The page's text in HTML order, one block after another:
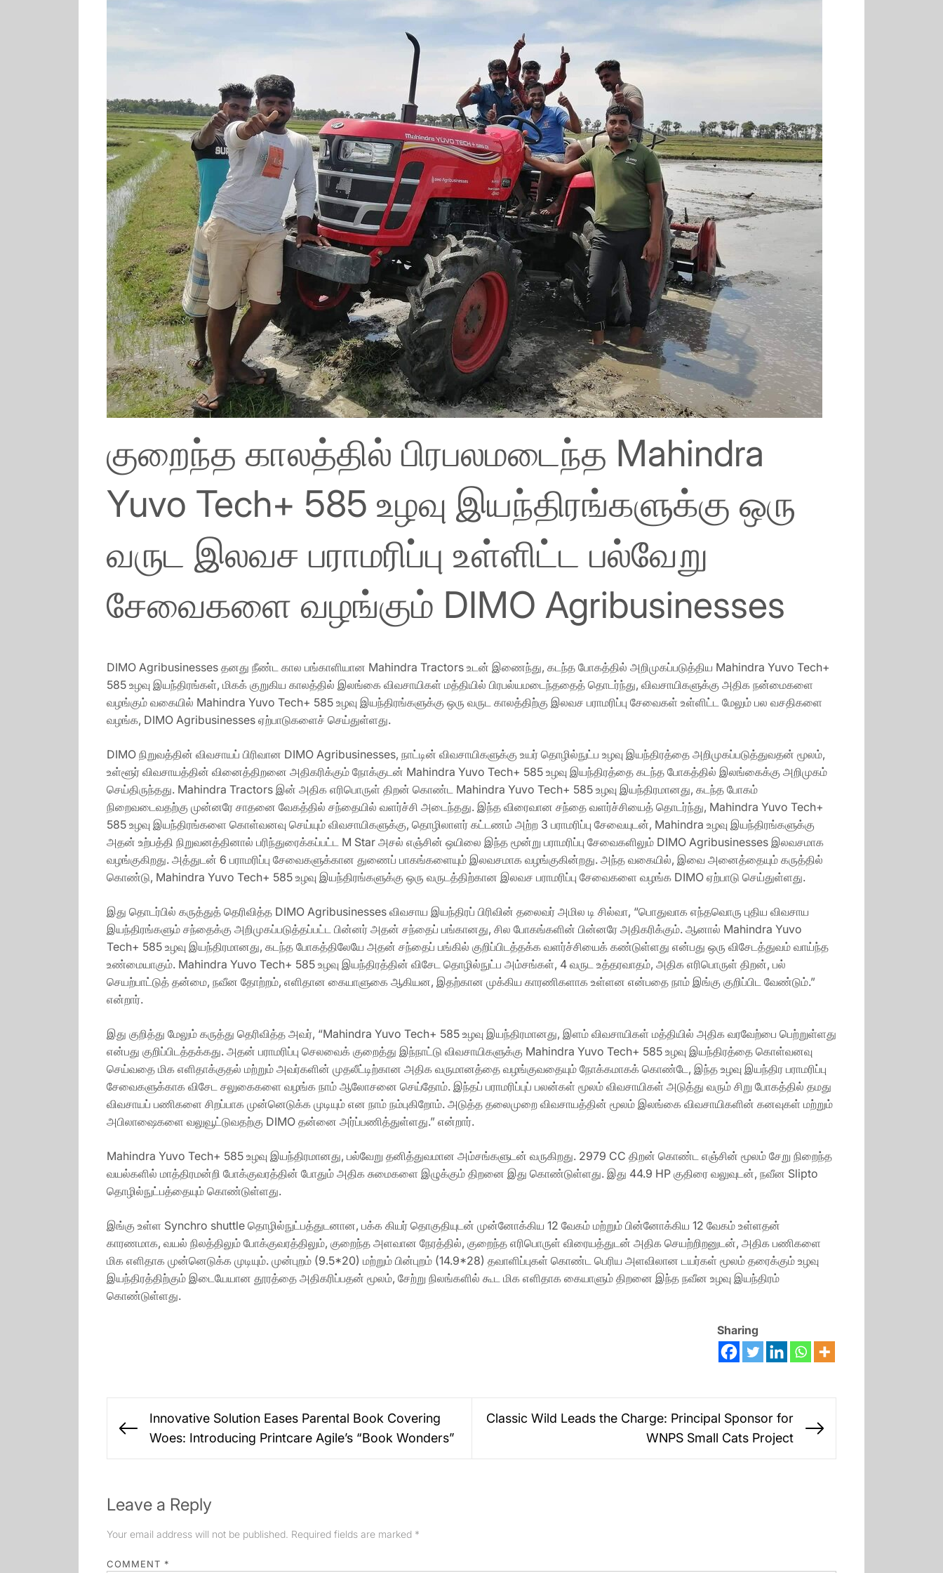
குறைந்த காலத்தில் பிரபலமடைந்த Mahindra
Yuvo Tech+ 585 உழவு இயந்திரங்களுக்கு ஒரு
வருட இலவச பராமரிப்பு உள்ளிட்ட பல்வேறு
சேவைகளை வழங்கும் DIMO Agribusinesses
DIMO Agribusinesses தனது நீண்ட கால பங்காளியான Mahindra Tractors உடன் இணைந்து, கடந்த போகத்தில் அறிமுகப்படுத்திய Mahindra Yuvo Tech+
585 உழவு இயந்திரங்கள், மிகக் குறுகிய காலத்தில் இலங்கை விவசாயிகள் மத்தியில் பிரபல்யமடைந்ததைத் தொடர்ந்து, விவசாயிகளுக்கு அதிக நன்மைகளை
வழங்கும் வகையில் Mahindra Yuvo Tech+ 585 உழவு இயந்திரங்களுக்கு ஒரு வருட காலத்திற்கு இலவச பராமரிப்பு சேவைகள் உள்ளிட்ட மேலும் பல வசதிகளை
வழங்க, DIMO Agribusinesses ஏற்பாடுகளைச் செய்துள்ளது.
DIMO நிறுவத்தின் விவசாயப் பிரிவான DIMO Agribusinesses, நாட்டின் விவசாயிகளுக்கு உயர் தொழில்நுட்ப உழவு இயந்திரத்தை அறிமுகப்படுத்துவதன் மூலம்,
உள்ளூர் விவசாயத்தின் வினைத்திறனை அதிகரிக்கும் நோக்குடன் Mahindra Yuvo Tech+ 585 உழவு இயந்திரத்தை கடந்த போகத்தில் இலங்கைக்கு அறிமுகம்
செய்திருந்தது. Mahindra Tractors இன் அதிக எரிபொருள் திறன் கொண்ட Mahindra Yuvo Tech+ 585 உழவு இயந்திரமானது, கடந்த போகம்
நிறைவடைவதற்கு முன்னரே சாதனை வேகத்தில் சந்தையில் வளர்ச்சி அடைந்தது. இந்த விரைவான சந்தை வளர்ச்சியைத் தொடர்ந்து, Mahindra Yuvo Tech+
585 உழவு இயந்திரங்களை கொள்வனவு செய்யும் விவசாயிகளுக்கு, தொழிலாளர் கட்டணம் அற்ற 3 பராமரிப்பு சேவையுடன், Mahindra உழவு இயந்திரங்களுக்கு
அதன் உற்பத்தி நிறுவனத்தினால் பரிந்துரைக்கப்பட்ட M Star அசல் எஞ்சின் ஒயிலை இந்த மூன்று பராமரிப்பு சேவைகளிலும் DIMO Agribusinesses இலவசமாக
வழங்குகிறது. அத்துடன் 6 பராமரிப்பு சேவைகளுக்கான துணைப் பாகங்களையும் இலவசமாக வழங்குகின்றது. அந்த வகையில், இவை அனைத்தையும் கருத்தில்
கொண்டு, Mahindra Yuvo Tech+ 585 உழவு இயந்திரங்களுக்கு ஒரு வருடத்திற்கான இலவச பராமரிப்பு சேவைகளை வழங்க DIMO ஏற்பாடு செய்துள்ளது.
இது தொடர்பில் கருத்துத் தெரிவித்த DIMO Agribusinesses விவசாய இயந்திரப் பிரிவின் தலைவர் அமில டி சில்வா, “பொதுவாக எந்தவொரு புதிய விவசாய
இயந்திரங்களும் சந்தைக்கு அறிமுகப்படுத்தப்பட்ட பின்னர் அதன் சந்தைப் பங்கானது, சில போகங்களின் பின்னரே அதிகரிக்கும். ஆனால் Mahindra Yuvo
Tech+ 585 உழவு இயந்திரமானது, கடந்த போகத்திலேயே அதன் சந்தைப் பங்கில் குறிப்பிடத்தக்க வளர்ச்சியைக் கண்டுள்ளது என்பது ஒரு விசேடத்துவம் வாய்ந்த
உண்மையாகும். Mahindra Yuvo Tech+ 585 உழவு இயந்திரத்தின் விசேட தொழில்நுட்ப அம்சங்கள், 4 வருட உத்தரவாதம், அதிக எரிபொருள் திறன், பல்
செயற்பாட்டுத் தன்மை, நவீன தோற்றம், எளிதான கையாளுகை ஆகியன, இதற்கான முக்கிய காரணிகளாக உள்ளன என்பதை நாம் இங்கு குறிப்பிட வேண்டும்.”
என்றார்.
இது குறித்து மேலும் கருத்து தெரிவித்த அவர், “Mahindra Yuvo Tech+ 585 உழவு இயந்திரமானது, இளம் விவசாயிகள் மத்தியில் அதிக வரவேற்பை பெற்றுள்ளது
என்பது குறிப்பிடத்தக்கது. அதன் பராமரிப்பு செலவைக் குறைத்து இந்நாட்டு விவசாயிகளுக்கு Mahindra Yuvo Tech+ 585 உழவு இயந்திரத்தை கொள்வனவு
செய்வதை மிக எளிதாக்குதல் மற்றும் அவர்களின் முதலீட்டிற்கான அதிக வருமானத்தை வழங்குவதையும் நோக்கமாகக் கொண்டே, இந்த உழவு இயந்திர பராமரிப்பு
சேவைகளுக்காக விசேட சலுகைகளை வழங்க நாம் ஆலோசனை செய்தோம். இந்தப் பராமரிப்புப் பலன்கள் மூலம் விவசாயிகள் அடுத்து வரும் சிறு போகத்தில் தமது
விவசாயப் பணிகளை சிறப்பாக முன்னெடுக்க முடியும் என நாம் நம்புகிறோம். அடுத்த தலைமுறை விவசாயத்தின் மூலம் இலங்கை விவசாயிகளின் கனவுகள் மற்றும்
அபிலாஷைகளை வலுவூட்டுவதற்கு DIMO தன்னை அர்ப்பணித்துள்ளது.” என்றார்.
Mahindra Yuvo Tech+ 585 உழவு இயந்திரமானது, பல்வேறு தனித்துவமான அம்சங்களுடன் வருகிறது. 2979 CC திறன் கொண்ட எஞ்சின் மூலம் சேறு நிறைந்த
வயல்களில் மாத்திரமன்றி போக்குவரத்தின் போதும் அதிக சுமைகளை இழுக்கும் திறனை இது கொண்டுள்ளது. இது 44.9 HP குதிரை வலுவுடன், நவீன Slipto
தொழில்நுட்பத்தையும் கொண்டுள்ளது.
இங்கு உள்ள Synchro shuttle தொழில்நுட்பத்துடனான, பக்க கியர் தொகுதியுடன் முன்னோக்கிய 12 வேகம் மற்றும் பின்னோக்கிய 12 வேகம் உள்ளதன்
காரணமாக, வயல் நிலத்திலும் போக்குவரத்திலும், குறைந்த அளவான நேரத்தில், குறைந்த எரிபொருள் விரையத்துடன் அதிக செயற்றிறனுடன், அதிக பணிகளை
மிக எளிதாக முன்னெடுக்க முடியும். முன்புறம் (9.5*20) மற்றும் பின்புறம் (14.9*28) தவாளிப்புகள் கொண்ட பெரிய அளவிலான டயர்கள் மூலம் தரைக்கும் உழவு
இயந்திரத்திற்கும் இடையேயான தூரத்தை அதிகரிப்பதன் மூலம், சேற்று நிலங்களில் கூட மிக எளிதாக கையாளும் திறனை இந்த நவீன உழவு இயந்திரம்
கொண்டுள்ளது.
Sharing
navigation
Previous
Innovative Solution Eases Parental Book Covering
Woes: Introducing Printcare Agile’s “Book Wonders”
Classic Wild Leads the Charge: Principal Sponsor for
WNPS Small Cats Project
Leave a Reply
Your email address will not be published. Required fields are marked *
COMMENT *